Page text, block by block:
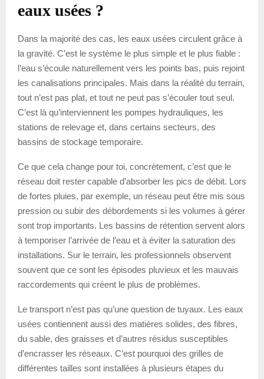
eaux usées ?
Dans la majorité des cas, les eaux usées circulent grâce à
la gravité. C’est le système le plus simple et le plus fiable :
l’eau s’écoule naturellement vers les points bas, puis rejoint
les canalisations principales. Mais dans la réalité du terrain,
tout n’est pas plat, et tout ne peut pas s’écouler tout seul.
C’est là qu’interviennent les pompes hydrauliques, les
stations de relevage et, dans certains secteurs, des
bassins de stockage temporaire.
Ce que cela change pour toi, concrètement, c’est que le
réseau doit rester capable d’absorber les pics de débit. Lors
de fortes pluies, par exemple, un réseau peut être mis sous
pression ou subir des débordements si les volumes à gérer
sont trop importants. Les bassins de rétention servent alors
à temporiser l’arrivée de l’eau et à éviter la saturation des
installations. Sur le terrain, les professionnels observent
souvent que ce sont les épisodes pluvieux et les mauvais
raccordements qui créent le plus de problèmes.
Le transport n’est pas qu’une question de tuyaux. Les eaux
usées contiennent aussi des matières solides, des fibres,
du sable, des graisses et d’autres résidus susceptibles
d’encrasser les réseaux. C’est pourquoi des grilles de
différentes tailles sont installées à plusieurs étapes du